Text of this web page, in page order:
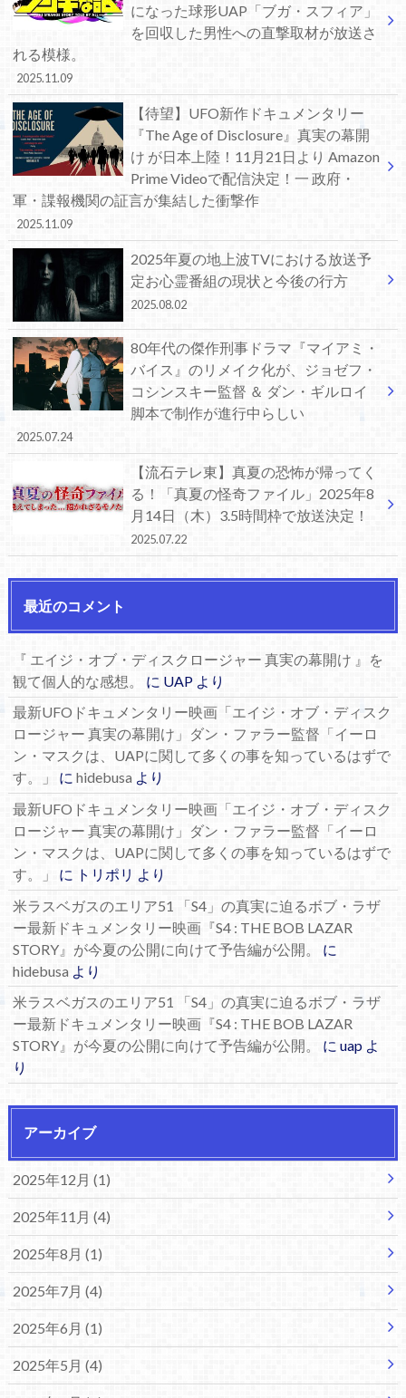
になった球形UAP「ブガ・スフィア」
を回収した男性への直撃取材が放送さ
れる模様。
2025.11.09
【待望】UFO新作ドキュメンタリー
『The Age of Disclosure』真実の幕開
け が日本上陸！11月21日より Amazon
Prime Videoで配信決定！一 政府・
軍・諜報機関の証言が集結した衝撃作
2025.11.09
2025年夏の地上波TVにおける放送予
定お心霊番組の現状と今後の行方
2025.08.02
80年代の傑作刑事ドラマ『マイアミ・
バイス』のリメイク化が、ジョゼフ・
コシンスキー監督 ＆ ダン・ギルロイ
脚本で制作が進行中らしい
2025.07.24
【流石テレ東】真夏の恐怖が帰ってく
る！「真夏の怪奇ファイル」2025年8
月14日（木）3.5時間枠で放送決定！
2025.07.22
最近のコメント
『 エイジ・オブ・ディスクロージャー 真実の幕開け 』を
観て個人的な感想。
に UAPより
最新UFOドキュメンタリー映画「エイジ・オブ・ディスク
ロージャー 真実の幕開け」ダン・ファラー監督「イーロ
ン・マスクは、UAPに関して多くの事を知っているはずで
す。」
に hidebusaより
最新UFOドキュメンタリー映画「エイジ・オブ・ディスク
ロージャー 真実の幕開け」ダン・ファラー監督「イーロ
ン・マスクは、UAPに関して多くの事を知っているはずで
す。」
に トリポリ より
米ラスベガスのエリア51 「S4」の真実に迫るボブ・ラザ
ー最新ドキュメンタリー映画『S4 : THE BOB LAZAR
STORY』が今夏の公開に向けて予告編が公開。
に
hidebusaより
米ラスベガスのエリア51 「S4」の真実に迫るボブ・ラザ
ー最新ドキュメンタリー映画『S4 : THE BOB LAZAR
STORY』が今夏の公開に向けて予告編が公開。
に uapよ
り
アーカイブ
2025年12月 (1)
2025年11月 (4)
2025年8月 (1)
2025年7月 (4)
2025年6月 (1)
2025年5月 (4)